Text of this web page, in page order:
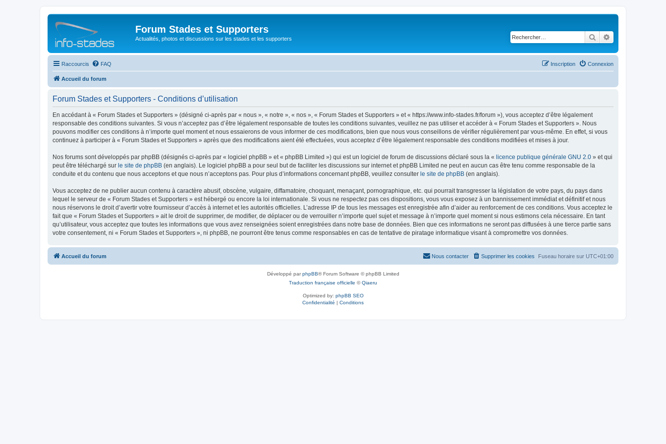
Forum Stades et Supporters
Actualités, photos et discussions sur les stades et les supporters Rechercher
Raccourcis FAQ Connexion
Inscription
Accueil du forum
Forum Stades et Supporters - Conditions d’utilisation
En accédant à « Forum Stades et Supporters » (désigné ci-après par « nous », « notre », « nos », « Forum Stades et Supporters » et « https://www.info-stades.fr/forum »), vous acceptez d’être légalement
responsable des conditions suivantes. Si vous n’acceptez pas d’être légalement responsable de toutes les conditions suivantes, veuillez ne pas utiliser et accéder à « Forum Stades et Supporters ». Nous
pouvons modifier ces conditions à n’importe quel moment et nous essaierons de vous informer de ces modifications, bien que nous vous conseillons de vérifier régulièrement par vous-même. En effet, si vous
continuez à participer à « Forum Stades et Supporters » après que des modifications aient été effectuées, vous acceptez d’être légalement responsable des conditions modifiées et mises à jour.
Nos forums sont développés par phpBB (désignés ci-après par « logiciel phpBB » et « phpBB Limited ») qui est un logiciel de forum de discussions déclaré sous la « licence publique générale GNU 2.0 » et qui
peut être téléchargé sur le site de phpBB (en anglais). Le logiciel phpBB a pour seul but de faciliter les discussions sur internet et phpBB Limited ne peut en aucun cas être tenu comme responsable de la
conduite et du contenu que nous acceptons et que nous n’acceptons pas. Pour plus d’informations concernant phpBB, veuillez consulter le site de phpBB (en anglais).
Vous acceptez de ne publier aucun contenu à caractère abusif, obscène, vulgaire, diffamatoire, choquant, menaçant, pornographique, etc. qui pourrait transgresser la législation de votre pays, du pays dans
lequel le serveur de « Forum Stades et Supporters » est hébergé ou encore la loi internationale. Si vous ne respectez pas ces dispositions, vous vous exposez à un bannissement immédiat et définitif et nous
nous réservons le droit d’avertir votre fournisseur d’accès à internet et les autorités officielles. L’adresse IP de tous les messages est enregistrée afin d’aider au renforcement de ces conditions. Vous acceptez le
fait que « Forum Stades et Supporters » ait le droit de supprimer, de modifier, de déplacer ou de verrouiller n’importe quel sujet et message à n’importe quel moment si nous estimons cela nécessaire. En tant
qu’utilisateur, vous acceptez que toutes les informations que vous avez renseignées soient enregistrées dans notre base de données. Bien que ces informations ne seront pas diffusées à une tierce partie sans
votre consentement, ni « Forum Stades et Supporters », ni phpBB, ne pourront être tenus comme responsables en cas de tentative de piratage informatique visant à compromettre vos données.
Accueil du forum Fuseau horaire sur UTC+01:00
Supprimer les cookies
Nous contacter
Développé parphpBB® Forum Software © phpBB Limited
Traduction française officielle ©Qiaeru
Optimized by: phpBB SEO
Confidentialité | Conditions